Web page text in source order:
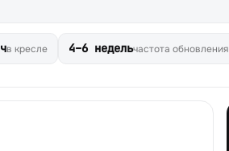
в кресле 4–6 недельчастота обновления